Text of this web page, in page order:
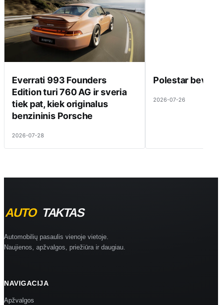
Everrati 993 Founders
Edition turi 760 AG ir sveria
tiek pat, kiek originalus
benzininis Porsche
2026-07-28
Polestar beveik
2026-07-26
Automobilių pasaulis vienoje vietoje.
Naujienos, apžvalgos, priežiūra ir daugiau.
NAVIGACIJA
Apžvalgos